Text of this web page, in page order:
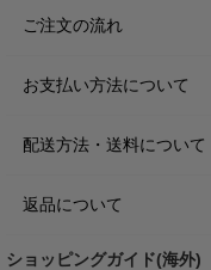
ご注文の流れ
お支払い方法について
配送方法・送料について
返品について
ショッピングガイド(海外)